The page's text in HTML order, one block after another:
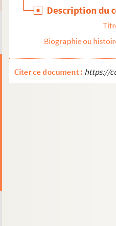
Description du
Biographie ou
Citer ce document : https://